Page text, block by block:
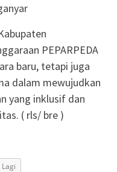
PEPARPEDA
baru, tetapi juga
dalam mewujudkan
yang inklusif dan
( rls/ bre )
Lagi